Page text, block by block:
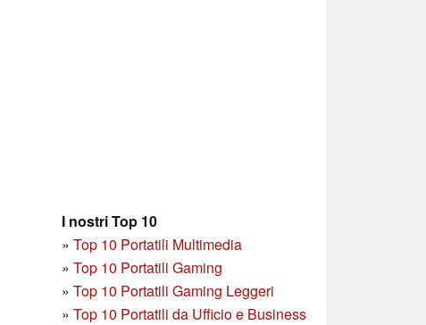
I nostri Top 10
» Top 10 Portatili Multimedia
» Top 10 Portatili Gaming
» Top 10 Portatili Gaming Leggeri
» Top 10 Portatili da Ufficio e Business